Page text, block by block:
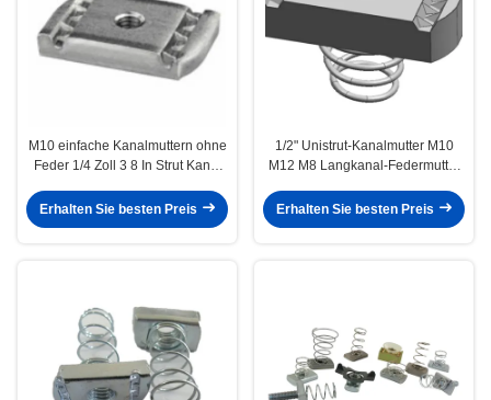
M10 einfache Kanalmuttern ohne
Feder 1/4 Zoll 3 8 In Strut Kanal
Erhalten Sie besten Preis
1/2" Unistrut-Kanalmutter M10
M12 M8 Langkanal-Federmutter
Erhalten Sie besten Preis